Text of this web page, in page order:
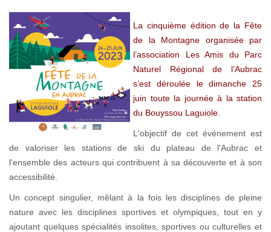
La cinquième édition de la Fête
de la Montagne organisée par
l’association Les Amis du Parc
Naturel Régional de l’Aubrac
s’est déroulée le dimanche 25
juin toute la journée à la station
du Bouyssou Laguiole.
L'objectif de cet événement est
de valoriser les stations de ski du plateau de l'Aubrac et
l'ensemble des acteurs qui contribuent à sa découverte et à son
accessibilité.
Un concept singulier, mêlant à la fois les disciplines de pleine
nature avec les disciplines sportives et olympiques, tout en y
ajoutant quelques spécialités insolites, sportives ou culturelles et